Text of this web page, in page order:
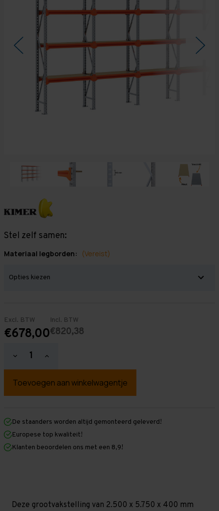
Stel zelf samen:
Materiaal legborden: (Vereist)
Excl. BTW
€678,00
Incl. BTW
€820,38
Hoeveelheid
verlagen
Grootvakstelling
mm
mm
x
400
mm
Hoeveelheid
verhogen
Grootvakstelling
mm
mm
400
mm
De staanders worden altijd gemonteerd geleverd!
Europese top kwaliteit!
Klanten beoordelen ons met een 8,9!
Deze grootvakstelling van 2.500 x 5.750 x 400 mm